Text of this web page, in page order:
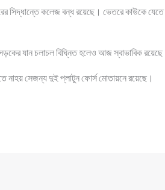
সিদ্ধান্তে কলেজ বন্ধ রয়েছে। ভেতরে কাউকে যেতে
যান চলাচল বিঘ্নিত হলেও আজ স্বাভাবিক
নাহয় সেজন্য দুই প্লাটুন ফোর্স মোতায়নে রয়েছে।